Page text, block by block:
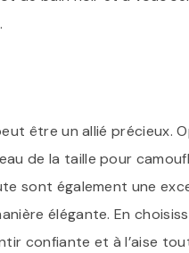
être un allié précieux.
de la taille pour
sont également une
élégante. En
confiante et à l’aise